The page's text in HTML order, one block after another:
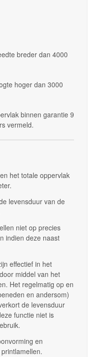
breder dan 4000
hoger dan 3000
binnen garantie 9
vermeld.
het totale oppervlak
levensduur van de
niet op precies
indien deze naast
effectief in het
middel van het
Het regelmatig op en
en andersom)
de levensduur
functie niet is
en